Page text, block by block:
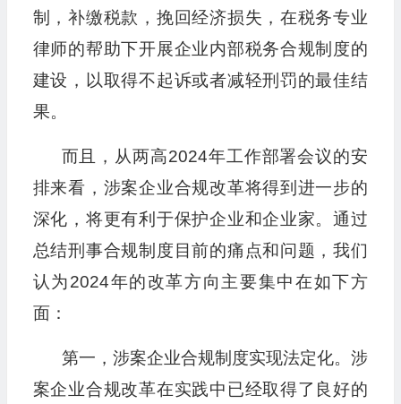
制，补缴税款，挽回经济损失，在税务专业
律师的帮助下开展企业内部税务合规制度的
建设，以取得不起诉或者减轻刑罚的最佳结
果。
而且，从两高2024年工作部署会议的安
排来看，涉案企业合规改革将得到进一步的
深化，将更有利于保护企业和企业家。通过
总结刑事合规制度目前的痛点和问题，我们
认为2024年的改革方向主要集中在如下方
面：
第一，涉案企业合规制度实现法定化。涉
案企业合规改革在实践中已经取得了良好的